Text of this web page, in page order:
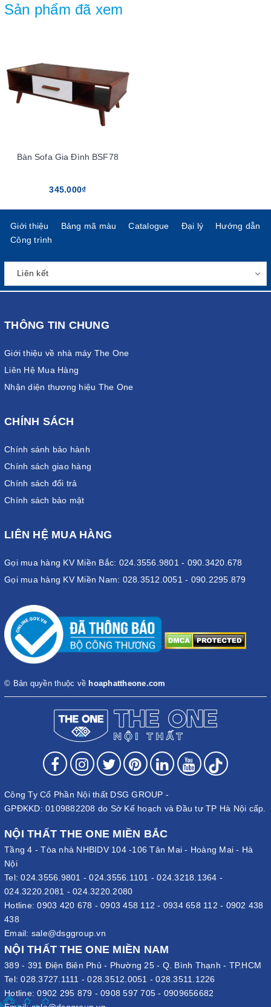
Sản phẩm đã xem
Bàn Sofa Gia Đình BSF78
345.000₫
Giới thiệu Bảng mã màu Catalogue Đại lý
Hướng dẫn
Công trình
THÔNG TIN CHUNG
Giới thiệu về nhà máy The One
Liên Hệ Mua Hàng
Nhận diện thương hiệu The One
CHÍNH SÁCH
Chính sánh bảo hành
Chính sách giao hàng
Chính sách đổi trả
Chính sách bảo mật
LIÊN HỆ MUA HÀNG
Gọi mua hàng KV Miền Bắc: 024.3556.9801 - 090.3420.678
Gọi mua hàng KV Miền Nam: 028.3512.0051 - 090.2295.879
© Bản quyền thuộc về hoaphattheone.com
Công Ty Cổ Phần Nội thất DSG GROUP -
GPĐKKD: 0109882208 do Sở Kế hoạch và Đầu tư TP Hà Nội cấp.
NỘI THẤT THE ONE MIỀN BẮC
Tầng 4 - Tòa nhà NHBIDV 104 -106 Tân Mai - Hoàng Mai - Hà
Nội
Tel:024.3556.9801 -024.3556.1101 -024.3218.1364 -
024.3220.2081 - 024.3220.2080
Hotline:0903 420 678 - 0903 458 112 - 0934 658 112 - 0902 438
438
Email: sale@dsggroup.vn
NỘI THẤT THE ONE MIỀN NAM
389 - 391 Điện Biên Phủ - Phường 25 - Q. Bình Thạnh - TP.HCM
Tel:028.3727.1111 -028.3512.0051 -028.3511.1226
Hotline:0902 295 879 - 0908 597 705 - 0909656682